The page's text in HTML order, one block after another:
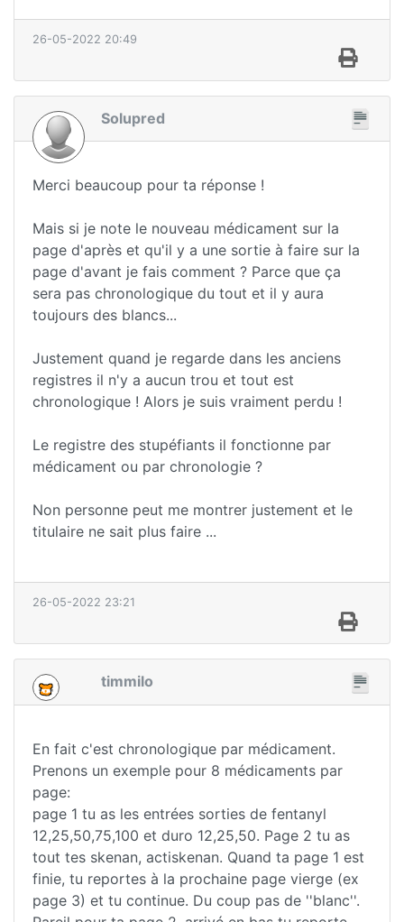
26-05-2022 20:49
Solupred
Merci beaucoup pour ta réponse !
Mais si je note le nouveau médicament sur la
page d'après et qu'il y a une sortie à faire sur la
page d'avant je fais comment ? Parce que ça
sera pas chronologique du tout et il y aura
toujours des blancs...
Justement quand je regarde dans les anciens
registres il n'y a aucun trou et tout est
chronologique ! Alors je suis vraiment perdu !
Le registre des stupéfiants il fonctionne par
médicament ou par chronologie ?
Non personne peut me montrer justement et le
titulaire ne sait plus faire ...
26-05-2022 23:21
timmilo
En fait c'est chronologique par médicament.
Prenons un exemple pour 8 médicaments par
page:
page 1 tu as les entrées sorties de fentanyl
12,25,50,75,100 et duro 12,25,50. Page 2 tu as
tout tes skenan, actiskenan. Quand ta page 1 est
finie, tu reportes à la prochaine page vierge (ex
page 3) et tu continue. Du coup pas de ''blanc''.